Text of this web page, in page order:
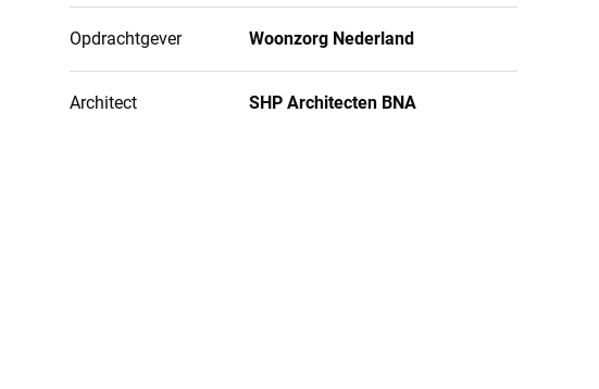
Opdrachtgever Woonzorg Nederland
Architect SHP Architecten BNA